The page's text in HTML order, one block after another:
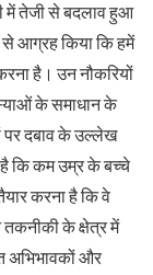
में तेजी से बदलाव हुआ
से आग्रह किया कि हमें
है। उन नौकरियों
के समाधान के
पर दबाव के उल्लेख
कि कम उम्र के बच्चे
करना है कि वे
तकनीकी के क्षेत्र में
अभिभावकों और